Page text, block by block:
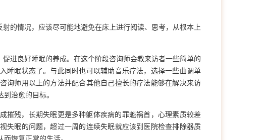
的情况，应该尽可能地避免在床上进行阅读、思考，从根本上
进良好睡眠的养成。在这个阶段咨询师会教来访者一些简单的
睡眠状态了。与此同时也可以辅助音乐疗法，选择一些曲调单
询师用以上的方法并配合其他自己擅长的疗法能够在解决来访
治愈的目标。
摧残，长期失眠更是多种躯体疾病的罪魁祸首，心理素质较差
失眠的问题，超过一周的连续失眠就应该到医院检查排除器质